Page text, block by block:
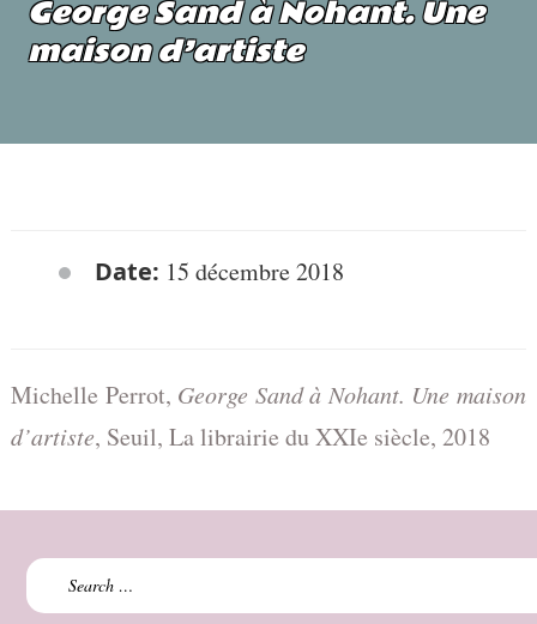
George Sand à Nohant. Une
maison d’artiste
Date: 15 décembre 2018
Michelle Perrot, George Sand à Nohant. Une maison
d’artiste, Seuil, La librairie du XXIe siècle, 2018
Search
for: